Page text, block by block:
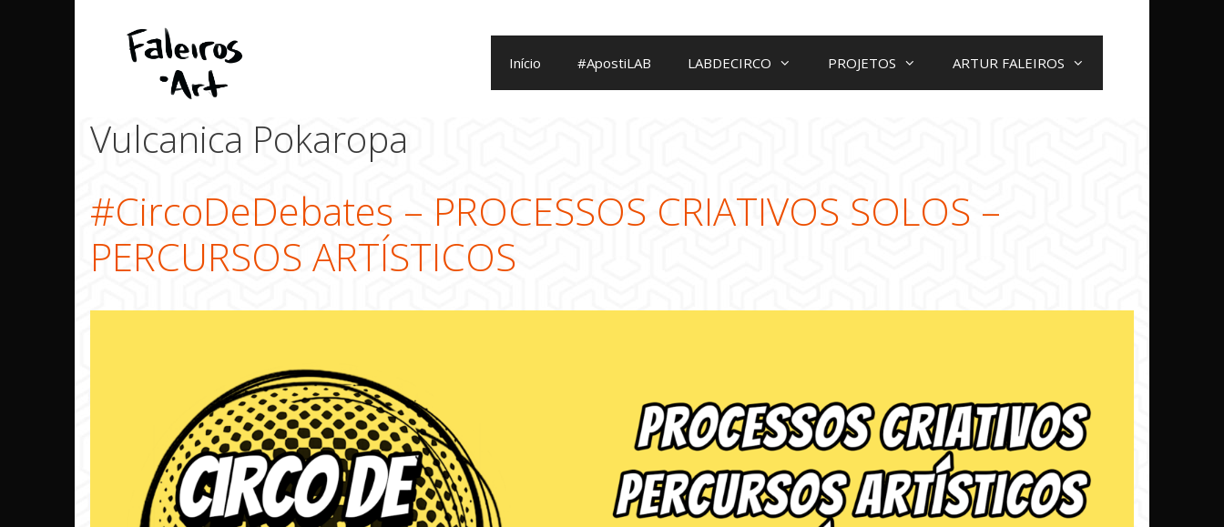
Início #ApostiLAB LABDECIRCO PROJETOS ARTUR FALEIROS
Vulcanica Pokaropa
#CircoDeDebates – PROCESSOS CRIATIVOS SOLOS –
PERCURSOS ARTÍSTICOS